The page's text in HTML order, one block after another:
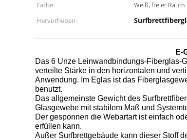
Farbe:
Weiß, freier Raum
Hervorheben:
E-
Das 6 Unze Leinwandbindungs-Fiberglas-
verteilte Stärke in den horizontalen und
Anwendung. Im Eglas ist das
benutzt.
Das allgemeinste Gewicht des
Glasgewebe mit stabilem Maß und
Der gesponnen die Webartart ist einfach
erfüllen kann.
Außer Surfbrettgebäude kann dieser Stoff